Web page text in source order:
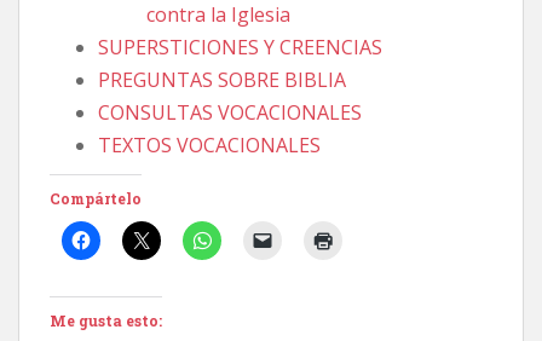
contra la Iglesia
SUPERSTICIONES Y CREENCIAS
PREGUNTAS SOBRE BIBLIA
CONSULTAS VOCACIONALES
TEXTOS VOCACIONALES
Compártelo
Me gusta esto: